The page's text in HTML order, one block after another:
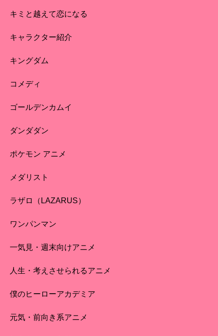
キミと越えて恋になる
キャラクター紹介
キングダム
コメディ
ゴールデンカムイ
ダンダダン
ポケモン アニメ
メダリスト
ラザロ（LAZARUS）
ワンパンマン
一気見・週末向けアニメ
人生・考えさせられるアニメ
僕のヒーローアカデミア
元気・前向き系アニメ